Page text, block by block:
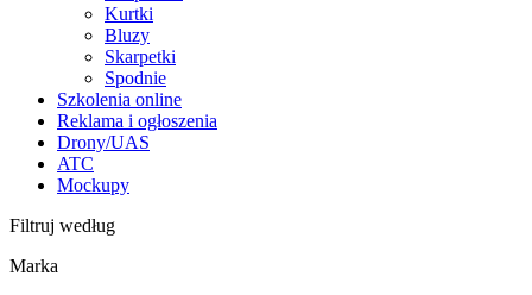
Kurtki
Bluzy
Skarpetki
Spodnie
Szkolenia online
Reklama i ogłoszenia
Drony/UAS
ATC
Mockupy
Filtruj według
Marka